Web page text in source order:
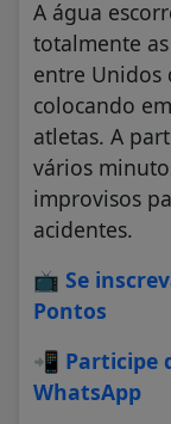
A água
totalmente
entre Unidos
colocando
atletas. A
vários
improvisos
acidentes.
📺 Se
Pontos
📲 Participe
WhatsApp